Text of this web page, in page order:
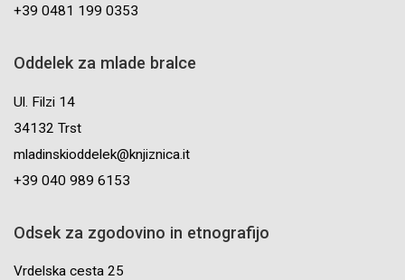
+39 0481 199 0353
Oddelek za mlade bralce
Ul. Filzi 14
34132 Trst
mladinskioddelek@knjiznica.it
+39 040 989 6153
Odsek za zgodovino in etnografijo
Vrdelska cesta 25